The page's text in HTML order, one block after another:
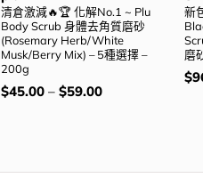
清倉激減🔥🏆 化解No.1 ~ Plu
Body Scrub 身體去角質磨砂
(Rosemary Herb/White
Musk/Berry Mix) – 5種選擇 –
200g
價
$45.00– $59.00
新
磨
價
$